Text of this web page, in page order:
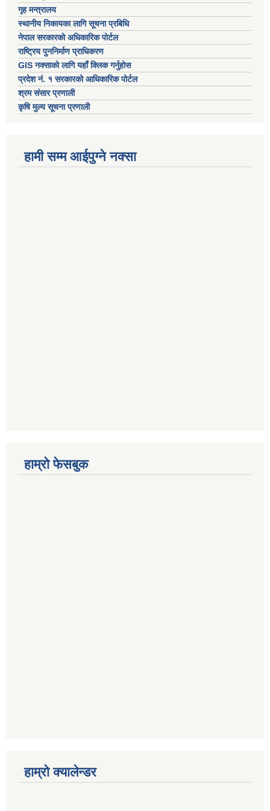
गृह मन्त्रालय
स्थानीय निकायका लागि सूचना प्रबिधि
नेपाल सरकारको अधिकारिक पोर्टल
राष्ट्रिय पुननिर्माण प्राधिकरण
GIS नक्साको लागि यहाँ क्लिक गर्नुहोस
प्रदेश नं. १ सरकारको आधिकारिक पोर्टल
श्रम संसार प्रणाली
कृषि मुल्य सूचना प्रणाली
हामी सम्म आईपुग्ने नक्सा
हाम्रो फेसबुक
हाम्रो क्यालेन्डर